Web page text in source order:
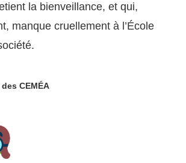
la bienveillance, et qui,
manque cruellement à l’École
CEMÉA